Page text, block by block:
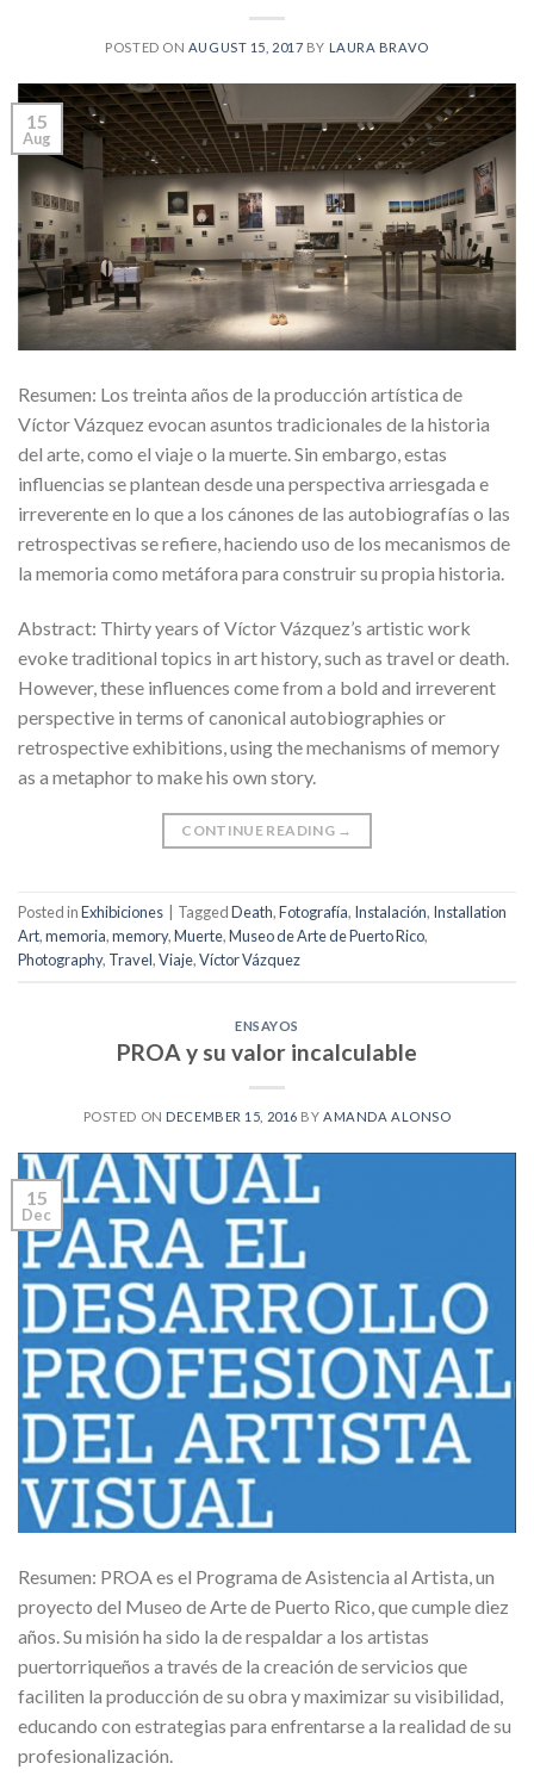
POSTED ON AUGUST 15, 2017 BY LAURA BRAVO
15
Aug
Resumen: Los treinta años de la producción artística de
Víctor Vázquez evocan asuntos tradicionales de la historia
del arte, como el viaje o la muerte. Sin embargo, estas
influencias se plantean desde una perspectiva arriesgada e
irreverente en lo que a los cánones de las autobiografías o las
retrospectivas se refiere, haciendo uso de los mecanismos de
la memoria como metáfora para construir su propia historia.
Abstract: Thirty years of Víctor Vázquez’s artistic work
evoke traditional topics in art history, such as travel or death.
However, these influences come from a bold and irreverent
perspective in terms of canonical autobiographies or
retrospective exhibitions, using the mechanisms of memory
as a metaphor to make his own story.
CONTINUE READING →
Posted inExhibiciones TaggedDeath,Fotografía, Instalación, Installation
Art,memoria,memory,Muerte,Museo de Arte de Puerto Rico,
Photography, Travel,Viaje,Víctor Vázquez
ENSAYOS
PROA y su valor incalculable
POSTED ON DECEMBER 15, 2016 BYAMANDA ALONSO
15
Dec
Resumen: PROA es el Programa de Asistencia al Artista, un
proyecto del Museo de Arte de Puerto Rico, que cumple diez
años. Su misión ha sido la de respaldar a los artistas
puertorriqueños a través de la creación de servicios que
faciliten la producción de su obra y maximizar su visibilidad,
educando con estrategias para enfrentarse a la realidad de su
profesionalización.